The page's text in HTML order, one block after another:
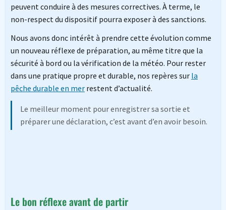
peuvent conduire à des mesures correctives. À terme, le
non-respect du dispositif pourra exposer à des sanctions.
Nous avons donc intérêt à prendre cette évolution comme
un nouveau réflexe de préparation, au même titre que la
sécurité à bord ou la vérification de la météo. Pour rester
dans une pratique propre et durable, nos repères sur la
pêche durable en merrestent d’actualité.
Le meilleur moment pour enregistrer sa sortie et
préparer une déclaration, c’est avant d’en avoir besoin.
Le bon réflexe avant de partir